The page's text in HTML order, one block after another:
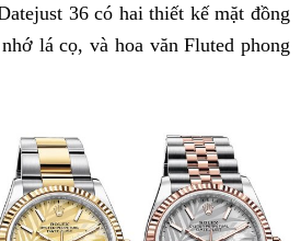
36 có hai thiết kế mặt đồng
lá cọ, và hoa văn Fluted phong